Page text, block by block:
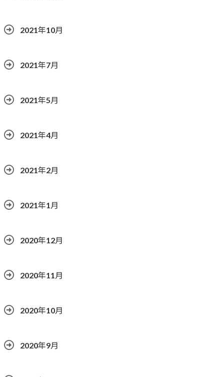
2021年10月
2021年7月
2021年5月
2021年4月
2021年2月
2021年1月
2020年12月
2020年11月
2020年10月
2020年9月